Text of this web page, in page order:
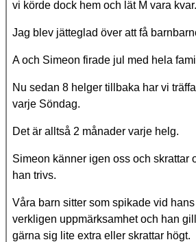
vi körde dock hem och lät M vara kvar.
Jag blev jätteglad över att få
A och Simeon firade jul med hela
Nu sedan 8 helger tillbaka har vi
varje Söndag.
Det är alltså 2 månader varje helg.
Simeon känner igen oss och skrattar
han trivs.
Våra barn sitter som spikade vid
verkligen uppmärksamhet och han
gärna sig lite extra eller skrattar högt.